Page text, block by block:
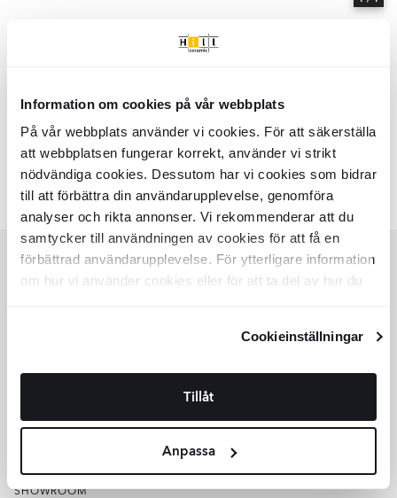
Information om cookies på vår webbplats
På vår webbplats använder vi cookies. För att säkerställa
att webbplatsen fungerar korrekt, använder vi strikt
nödvändiga cookies. Dessutom har vi cookies som bidrar
till att förbättra din användarupplevelse, genomföra
analyser och rikta annonser. Vi rekommenderar att du
samtycker till användningen av cookies för att få en
förbättrad användarupplevelse. För ytterligare information
om hur vi använder cookies eller för att ta del av hur du
Cookieinställningar
Tillåt
Anpassa
Serie Oceanic - Hill Ceramic
Oceanic - Samlinger af produkter | Hill Ceramic ®
Farver:
Lignende samlinger
SEKEL RAINBOW
Item
of
SPOR ORDRER
KVALITET
LAGER
SHOWROOM